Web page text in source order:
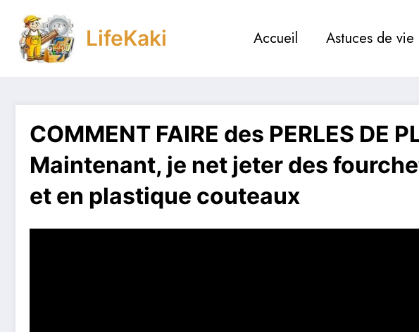
contenu
LifeKaki Accueil Astuces de vie
COMMENT FAIRE des PERLES DE
Maintenant, je net jeter des
et en plastique couteaux